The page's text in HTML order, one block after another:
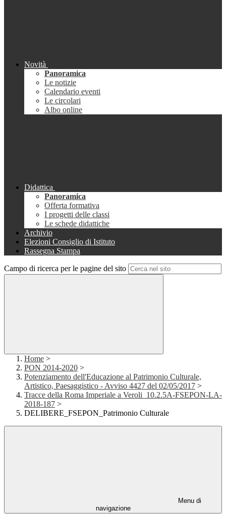
Novità
Panoramica
Le notizie
Calendario eventi
Le circolari
Albo online
Didattica
Panoramica
Offerta formativa
I progetti delle classi
Le schede didattiche
Archivio
Elezioni Consiglio di Istituto
Rassegna Stampa
Campo di ricerca per le pagine del sito
Home >
PON 2014-2020 >
Potenziamento dell'Educazione al Patrimonio Culturale,
Artistico, Paesaggistico - Avviso 4427 del 02/05/2017 >
Tracce della Roma Imperiale a Veroli_10.2.5A-FSEPON-LA-
2018-187 >
DELIBERE_FSEPON_Patrimonio Culturale
Menu di
navigazione